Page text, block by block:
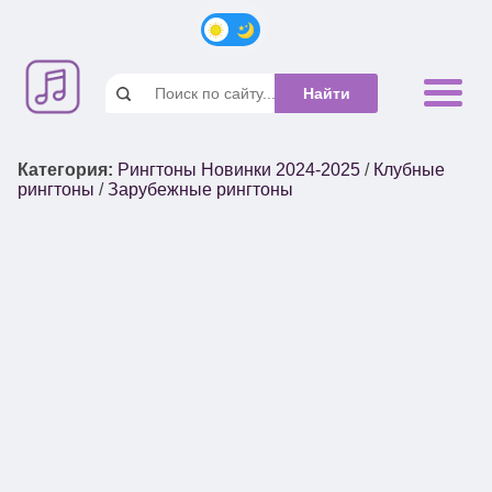
Категория: Рингтоны Новинки 2024-2025 / Клубные
рингтоны /Зарубежные рингтоны